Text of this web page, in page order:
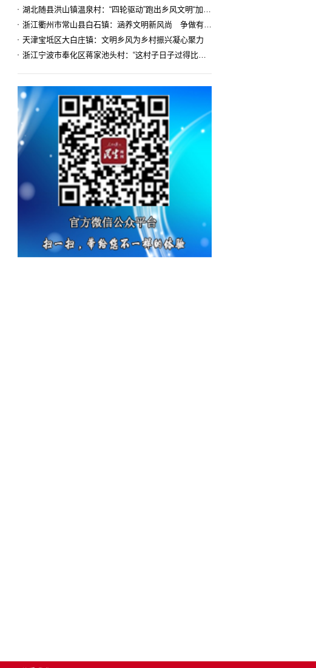
湖北随县洪山镇温泉村：“四轮驱动”跑出乡风文明“加速度”
浙江衢州市常山县白石镇：涵养文明新风尚 争做有礼白石人
天津宝坻区大白庄镇：文明乡风为乡村振兴凝心聚力
浙江宁波市奉化区蒋家池头村：“这村子日子过得比城里还舒心”